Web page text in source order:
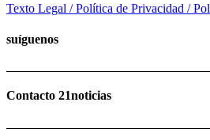
Texto Legal / Política de Privacidad /
suíguenos
Contacto 21noticias